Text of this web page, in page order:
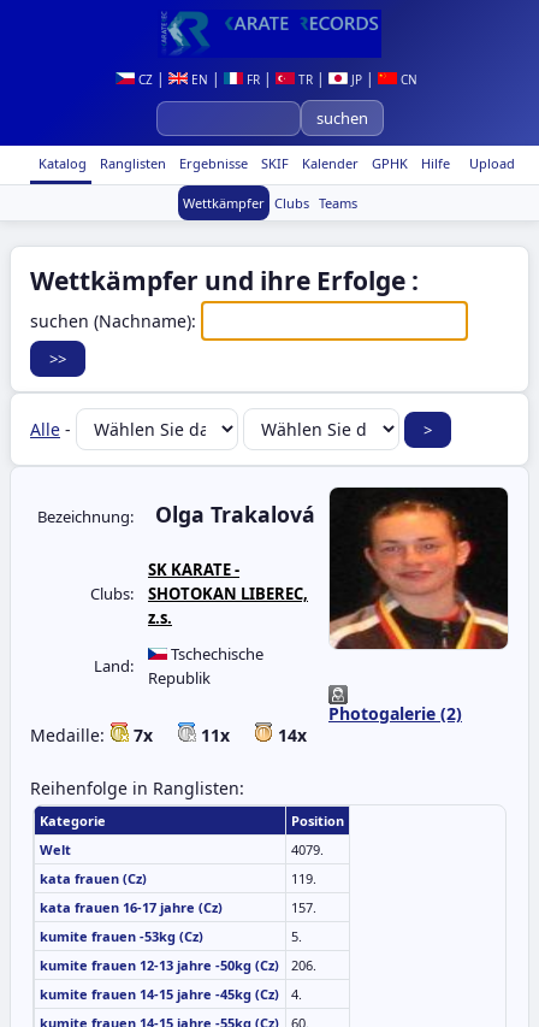
CZ| EN | FR| TR| JP| CN
Upload
Katalog Ranglisten Ergebnisse SKIF Kalender GPHK Hilfe
Wettkämpfer Clubs Teams
Wettkämpfer und ihre Erfolge :
suchen (Nachname):
Alle -
Photogalerie (2)
Bezeichnung: Olga Trakalová
Clubs:
SK KARATE -
SHOTOKAN LIBEREC,
z.s.
Land:
Tschechische
Republik
Medaille: 7x 11x 14x
Reihenfolge in Ranglisten:
Kategorie
Position
Welt
4079.
kata frauen (Cz)
119.
kata frauen 16-17 jahre (Cz)
157.
kumite frauen -53kg (Cz)
5.
kumite frauen 12-13 jahre -50kg (Cz)
206.
kumite frauen 14-15 jahre -45kg (Cz)
4.
kumite frauen 14-15 jahre -55kg (Cz)
60.